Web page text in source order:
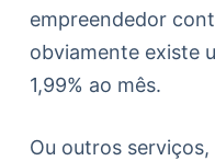
empreendedor
obviamente existe
1,99% ao mês.
Ou outros serviços,